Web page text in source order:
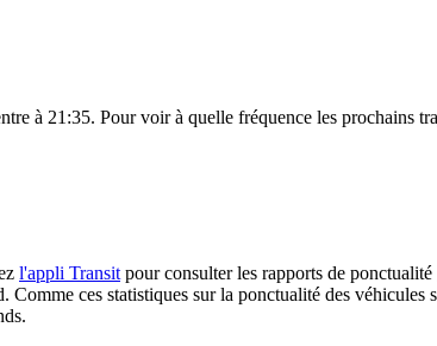
à 21:35. Pour voir à quelle fréquence les prochains
l'appli Transit pour consulter les rapports de ponctualité
ces statistiques sur la ponctualité des véhicules